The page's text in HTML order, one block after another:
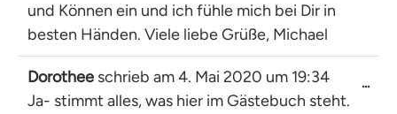
und Können ein und ich fühle mich bei Dir in
besten Händen. Viele liebe Grüße, Michael
Dorothee schrieb am4. Mai 2020 um 19:34
Ja- stimmt alles, was hier im Gästebuch steht.
...